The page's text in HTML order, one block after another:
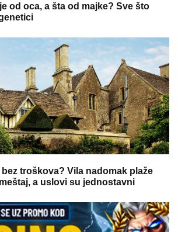
od oca, a šta od majke? Sve što
troškova? Vila nadomak plaže
a uslovi su jednostavni